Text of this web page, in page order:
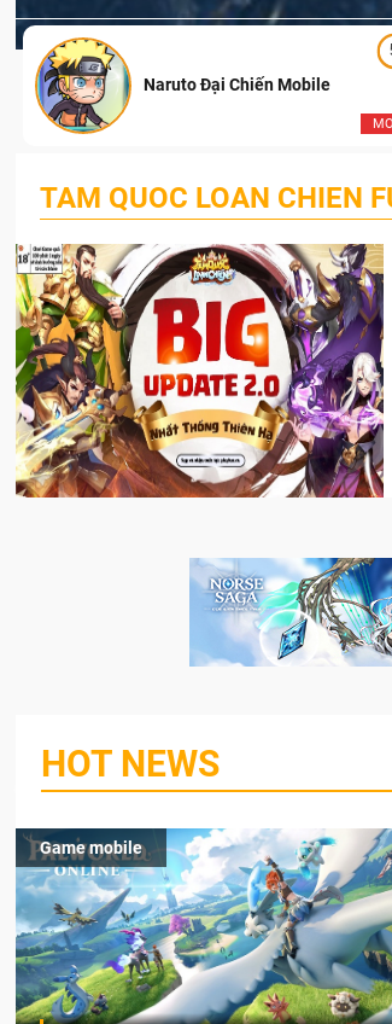
Naruto Đại Chiến Mobile
TAM QUOC LOAN CHIEN
HOT NEWS
Game mobile